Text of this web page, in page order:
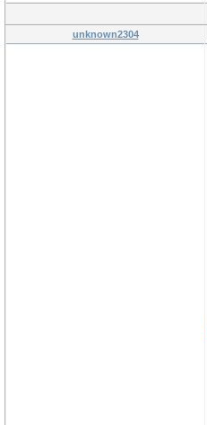
unknown2304